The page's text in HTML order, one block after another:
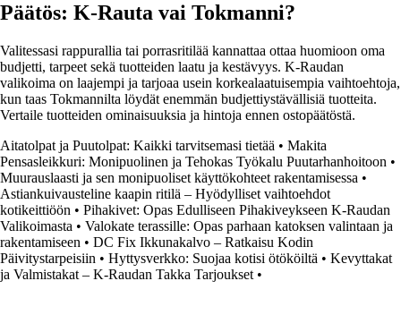
Päätös: K-Rauta vai Tokmanni?
Valitessasi rappurallia tai porrasritilää kannattaa ottaa huomioon oma
budjetti, tarpeet sekä tuotteiden laatu ja kestävyys. K-Raudan
valikoima on laajempi ja tarjoaa usein korkealaatuisempia vaihtoehtoja,
kun taas Tokmannilta löydät enemmän budjettiystävällisiä tuotteita.
Vertaile tuotteiden ominaisuuksia ja hintoja ennen ostopäätöstä.
Aitatolpat ja Puutolpat: Kaikki tarvitsemasi tietää • Makita
Pensasleikkuri: Monipuolinen ja Tehokas Työkalu Puutarhanhoitoon •
Muurauslaasti ja sen monipuoliset käyttökohteet rakentamisessa •
Astiankuivausteline kaapin ritilä – Hyödylliset vaihtoehdot
kotikeittiöön • Pihakivet: Opas Edulliseen Pihakiveykseen K-Raudan
Valikoimasta • Valokate terassille: Opas parhaan katoksen valintaan ja
rakentamiseen • DC Fix Ikkunakalvo – Ratkaisu Kodin
Päivitystarpeisiin • Hyttysverkko: Suojaa kotisi ötököiltä • Kevyttakat
ja Valmistakat – K-Raudan Takka Tarjoukset •